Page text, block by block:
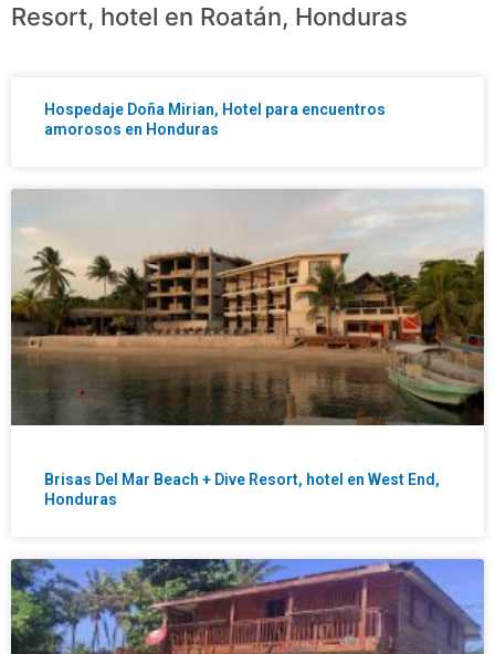
Resort, hotel en Roatán, Honduras
Hospedaje Doña Mirian, Hotel para encuentros
amorosos en Honduras
Brisas Del Mar Beach + Dive Resort, hotel en West End,
Honduras